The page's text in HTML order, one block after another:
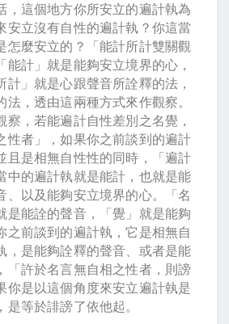
，這個地方你所安立的遍計執為
安立沒有自性的遍計執？你這當
怎麼安立的？「能計所計雙關觀
能計」就是能夠安立境界的心，
計」就是心跟聲音所詮釋的法，
法，透由這兩種方式來作觀察。
察，若能遍計自性差別之名覺，
性者」，如果你之前談到的遍計
且是相無自性性的同時，「遍計
中的遍計執就是能計，也就是能
、以及能夠安立境界的心。「名
是能詮的聲音，「覺」就是能夠
之前談到的遍計執，它是相無自
，是能夠詮釋的聲音、或者是能
「許於名言無自相之性者，則謗
你是以這個角度來安立遍計執是
等於誹謗了依他起。